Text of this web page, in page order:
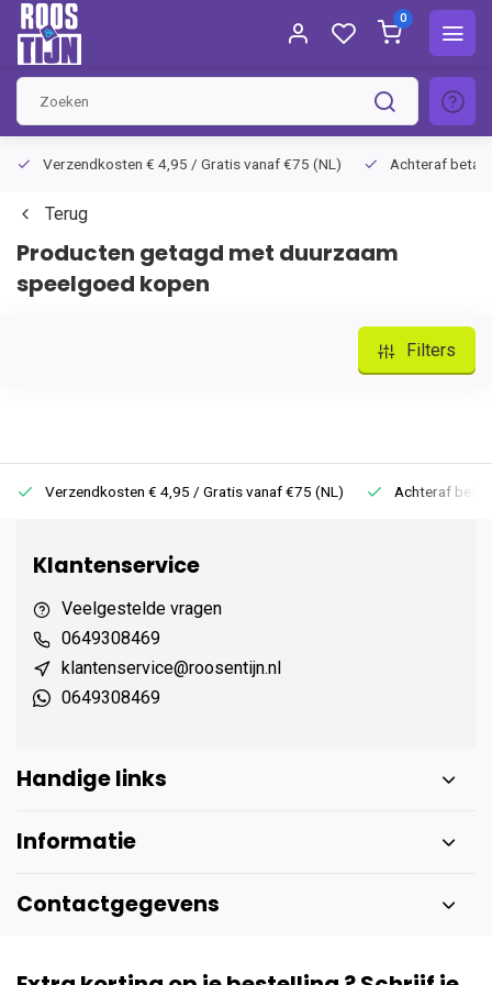
0
Verzendkosten € 4,95 / Gratis vanaf €75 (NL) Achteraf
Terug
Producten getagd met duurzaam
speelgoed kopen
Filters
Verzendkosten € 4,95 / Gratis vanaf €75 (NL) Achteraf
Klantenservice
Veelgestelde vragen
0649308469
klantenservice@roosentijn.nl
0649308469
Handige links
Informatie
Contactgegevens